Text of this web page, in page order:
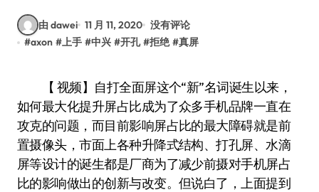
由 dawei 11 月 11, 2020 没有评论
#axon #上手 #中兴 #开孔 #拒绝 #真屏
【 视频】自打全面屏这个“新”名词诞生以来，
如何最大化提升屏占比成为了众多手机品牌一直在
攻克的问题，而目前影响屏占比的最大障碍就是前
置摄像头，市面上各种升降式结构、打孔屏、水滴
屏等设计的诞生都是厂商为了减少前摄对手机屏占
比的影响做出的创新与改变。但说白了，上面提到